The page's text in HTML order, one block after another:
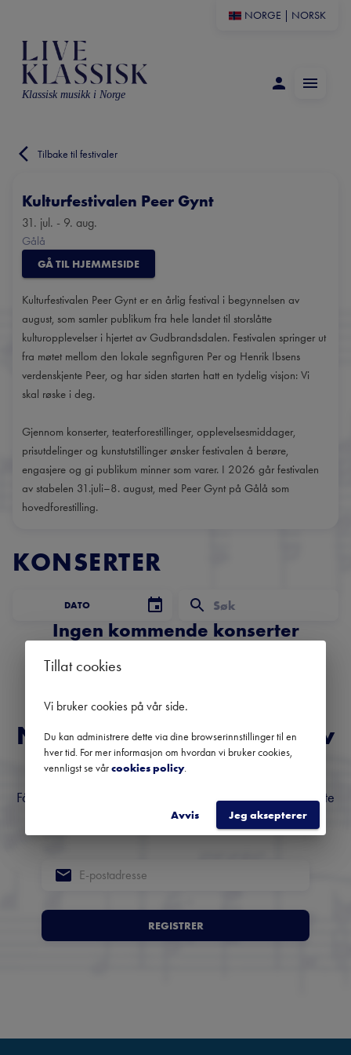
NORGE NORSK
Klassisk musikk i Norge
Tilbake til festivaler
Kulturfestivalen Peer Gynt
31. jul. - 9. aug.
Gålå
GÅ TIL HJEMMESIDE
Kulturfestivalen Peer Gynt er en årlig festival i begynnelsen av
august, som samler publikum fra hele landet til storslåtte
kulturopplevelser i hjertet av Gudbrandsdalen. Festivalen springer ut
fra møtet mellom den lokale segnfiguren Per og Henrik Ibsens
verdenskjente Peer, og har siden starten hatt en tydelig visjon: Vi
skal røske i deg.
Gjennom konserter, teaterforestillinger, opplevelsesmiddager,
prisutdelinger og kunstutstillinger ønsker festivalen å berøre,
engasjere og gi publikum minner som varer. I 2026 går festivalen
av stabelen 31.juli–8. august, med Peer Gynt på Gålå som
hovedforestilling.
KONSERTER
DATO
Ingen kommende konserter
Norges fremste nyhetsbrev
om klassisk musikk
Få oversikt over kommende konserter, festivaler og utvalgte
anbefalinger fra hele landet.
REGISTRER
Tillat cookies
Vi bruker cookies på vår side.
Du kan administrere dette via dine browserinnstillinger til en
hver tid. For mer informasjon om hvordan vi bruker cookies,
vennligst se vårcookies policy.
Avvis Jeg aksepterer